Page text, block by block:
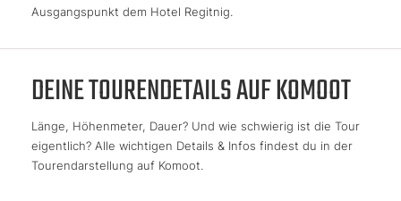
Ausgangspunkt dem Hotel Regitnig.
DEINE TOURENDETAILS AUF KOMOOT
Länge, Höhenmeter, Dauer? Und wie schwierig ist die Tour
eigentlich? Alle wichtigen Details & Infos findest du in der
Tourendarstellung auf Komoot.